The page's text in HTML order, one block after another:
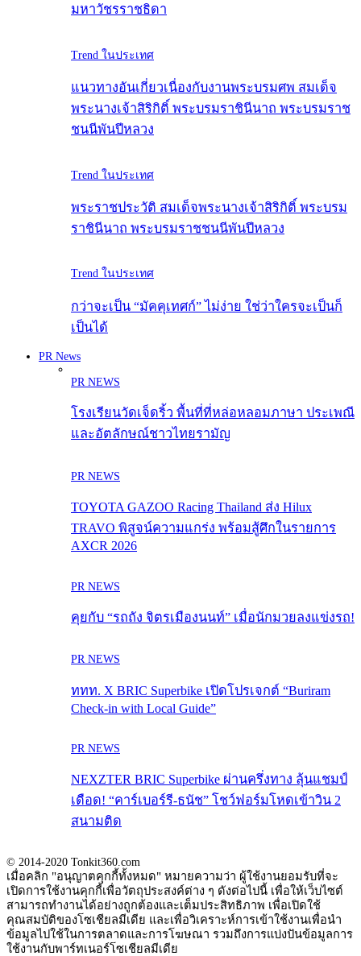
มหาวัชรราชธิดา
Trend ในประเทศ
แนวทางอันเกี่ยวเนื่องกับงานพระบรมศพ สมเด็จ
พระนางเจ้าสิริกิติ์ พระบรมราชินีนาถ พระบรมราช
ชนนีพันปีหลวง
Trend ในประเทศ
พระราชประวัติ สมเด็จพระนางเจ้าสิริกิติ์ พระบรม
ราชินีนาถ พระบรมราชชนนีพันปีหลวง
Trend ในประเทศ
กว่าจะเป็น “มัคคุเทศก์” ไม่ง่าย ใช่ว่าใครจะเป็นก็
เป็นได้
PR News
PR NEWS
โรงเรียนวัดเจ็ดริ้ว พื้นที่ที่หล่อหลอมภาษา ประเพณี
และอัตลักษณ์ชาวไทยรามัญ
PR NEWS
TOYOTA GAZOO Racing Thailand ส่ง Hilux
TRAVO พิสูจน์ความแกร่ง พร้อมสู้ศึกในรายการ
AXCR 2026
PR NEWS
คุยกับ “รถถัง จิตรเมืองนนท์” เมื่อนักมวยลงแข่งรถ!
PR NEWS
ททท. X BRIC Superbike เปิดโปรเจกต์ “Buriram
Check-in with Local Guide”
PR NEWS
NEXZTER BRIC Superbike ผ่านครึ่งทาง ลุ้นแชมป์
เดือด! “คาร์เบอร์รี-ธนัช” โชว์ฟอร์มโหดเข้าวิน 2
สนามติด
© 2014-2020 Tonkit360.com
เมื่อคลิก "อนุญาตคุกกี้ทั้งหมด" หมายความว่า ผู้ใช้งานยอมรับที่จะ
เปิดการใช้งานคุกกี้เพื่อวัตถุประสงค์ต่าง ๆ ดังต่อไปนี้ เพื่อให้เว็บไซต์
สามารถทำงานได้อย่างถูกต้องและเต็มประสิทธิภาพ เพื่อเปิดใช้
คุณสมบัติของโซเชียลมีเดีย และเพื่อวิเคราะห์การเข้าใช้งานเพื่อนำ
ข้อมูลไปใช้ในการตลาดและการโฆษณา รวมถึงการแบ่งปันข้อมูลการ
ใช้งานกับพาร์ทเนอร์โซเชียลมีเดีย